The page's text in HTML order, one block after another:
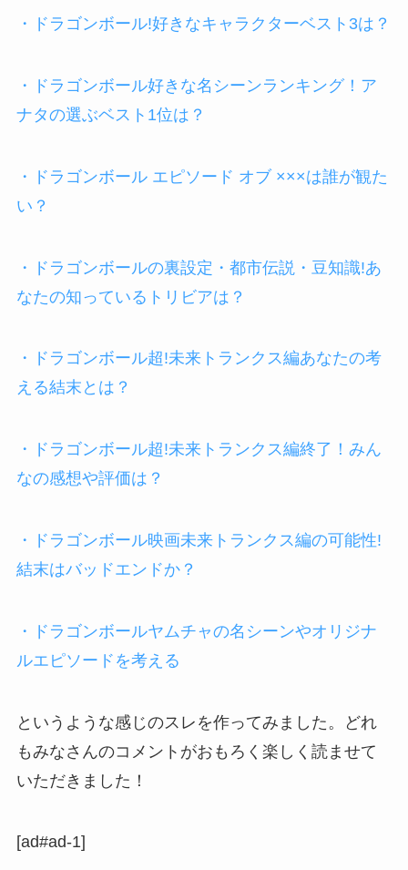
・ドラゴンボール!好きなキャラクターベスト3は？
・ドラゴンボール好きな名シーンランキング！ア
ナタの選ぶベスト1位は？
・ドラゴンボール エピソード オブ ×××は誰が観た
い？
・ドラゴンボールの裏設定・都市伝説・豆知識!あ
なたの知っているトリビアは？
・ドラゴンボール超!未来トランクス編あなたの考
える結末とは？
・ドラゴンボール超!未来トランクス編終了！みん
なの感想や評価は？
・ドラゴンボール映画未来トランクス編の可能性!
結末はバッドエンドか？
・ドラゴンボールヤムチャの名シーンやオリジナ
ルエピソードを考える
というような感じのスレを作ってみました。どれ
もみなさんのコメントがおもろく楽しく読ませて
いただきました！
[ad#ad-1]